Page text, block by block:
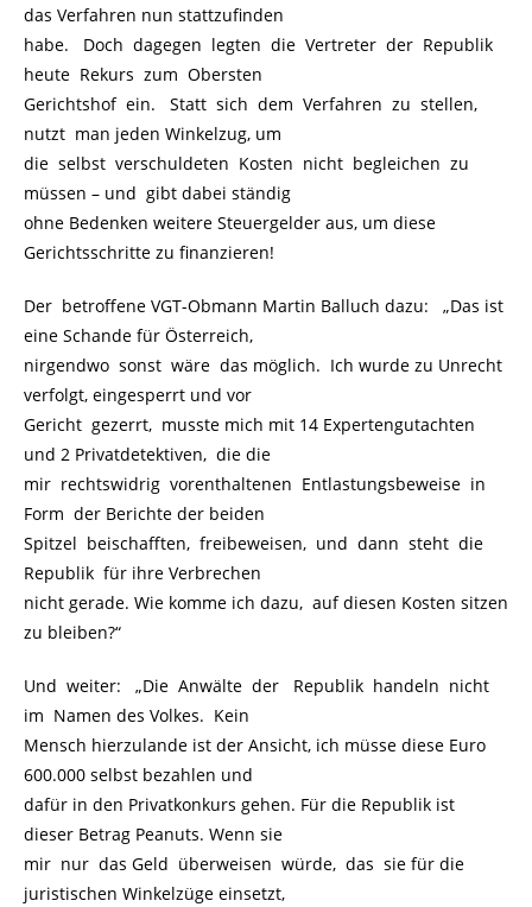
das Verfahren nun stattzufinden
habe. Doch dagegen legten die Vertreter der Republik
heute Rekurs zum Obersten
Gerichtshof ein. Statt sich dem Verfahren zu stellen,
nutzt man jeden Winkelzug, um
die selbst verschuldeten Kosten nicht begleichen zu
müssen – und gibt dabei ständig
ohne Bedenken weitere Steuergelder aus, um diese
Gerichtsschritte zu finanzieren!
Der betroffene VGT-Obmann Martin Balluch dazu: „Das ist
eine Schande für Österreich,
nirgendwo sonst wäre das möglich. Ich wurde zu Unrecht
verfolgt, eingesperrt und vor
Gericht gezerrt, musste mich mit 14 Expertengutachten
und 2 Privatdetektiven, die die
mir rechtswidrig vorenthaltenen Entlastungsbeweise in
Form der Berichte der beiden
Spitzel beischafften, freibeweisen, und dann steht die
Republik für ihre Verbrechen
nicht gerade. Wie komme ich dazu, auf diesen Kosten sitzen
zu bleiben?“
Und weiter: „Die Anwälte der Republik handeln nicht
im Namen des Volkes. Kein
Mensch hierzulande ist der Ansicht, ich müsse diese Euro
600.000 selbst bezahlen und
dafür in den Privatkonkurs gehen. Für die Republik ist
dieser Betrag Peanuts. Wenn sie
mir nur das Geld überweisen würde, das sie für die
juristischen Winkelzüge einsetzt,